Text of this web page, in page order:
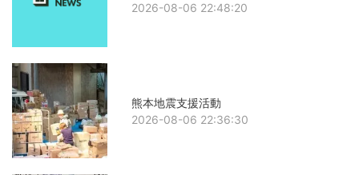
2026-08-06 22:48:20
熊本地震支援活動
2026-08-06 22:36:30